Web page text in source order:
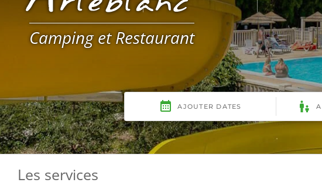
Camping et Restaurant
Les services